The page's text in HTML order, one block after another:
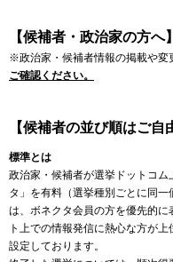
【候補者・政治家の方へ】
※政治家・候補者情報の掲載や変
ご確認ください。
【候補者の並び順はご自
標準とは
政治家・候補者が選挙ドットコ
タ」を有料（選挙種別ごとに同
は、ボネクタ会員の方を優先的
ト上での情報発信に熱心な方が
設定しております。